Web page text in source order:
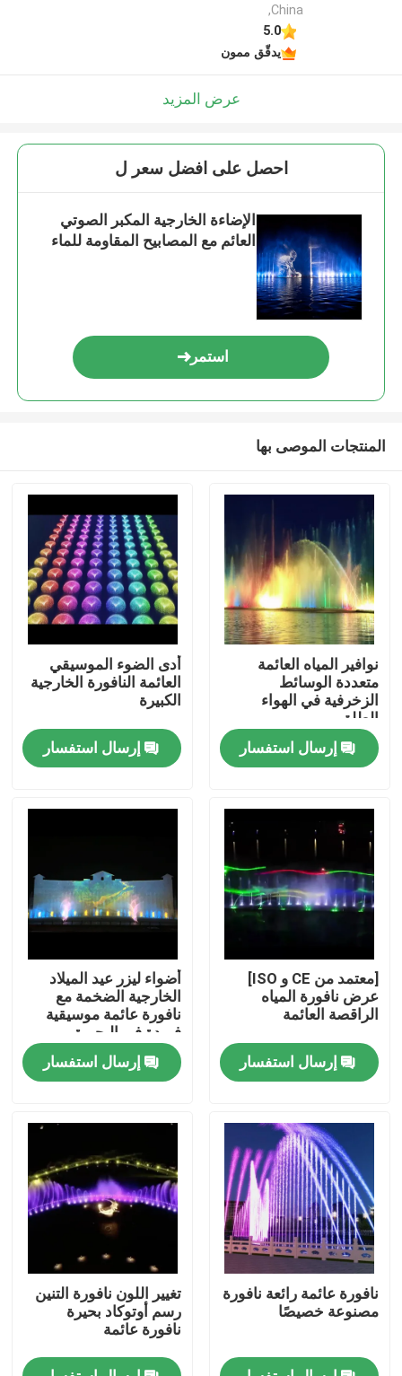
منزل
المنتجات
جولة في المعمل
ضبط الجودة
اتصل بنا
طلب اقتباس
نافورة عائمة
نافورة البحيرات
النافورة الموسيقية
,China
5.0
يدقّق ممون
عرض المزيد
احصل على افضل سعر ل
الإضاءة الخارجية المكبر الصوتي
العائم مع المصابيح المقاومة للماء
استمر
المنتجات الموصى بها
نوافير المياه العائمة
متعددة الوسائط
الزخرفية في الهواء
الطلق
إرسال استفسار
أدى الضوء الموسيقي
العائمة النافورة الخارجية
الكبيرة
إرسال استفسار
[معتمد من CE و ISO]
عرض نافورة المياه
الراقصة العائمة
إرسال استفسار
أضواء ليزر عيد الميلاد
الخارجية الضخمة مع
نافورة عائمة موسيقية
فريدة في البحيرة
إرسال استفسار
نافورة عائمة رائعة نافورة
مصنوعة خصيصًا
تغيير اللون نافورة التنين
رسم أوتوكاد بحيرة
نافورة عائمة